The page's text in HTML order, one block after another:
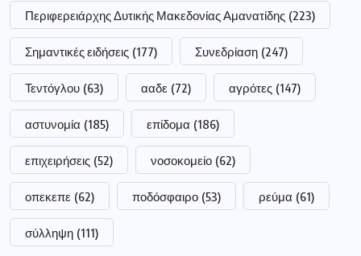
Περιφερειάρχης Δυτικής Μακεδονίας Αμανατίδης (223)
Σημαντικές ειδήσεις (177) Συνεδρίαση (247)
Τεντόγλου (63) ααδε (72) αγρότες (147)
αστυνομία (185) επίδομα (186)
επιχειρήσεις (52) νοσοκομείο (62)
οπεκεπε (62) ποδόσφαιρο (53) ρεύμα (61)
σύλληψη (111)